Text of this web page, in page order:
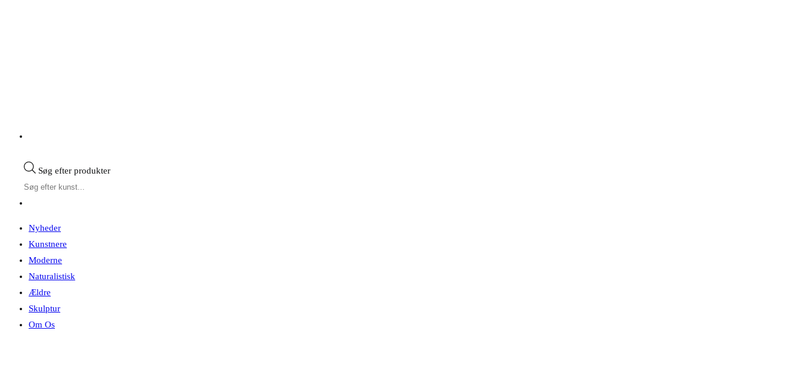
Søg efter produkter
Nyheder
Kunstnere
Moderne
Naturalistisk
Ældre
Skulptur
Om Os